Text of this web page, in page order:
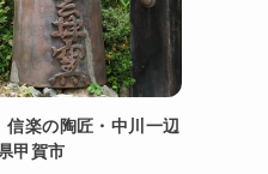
楽の陶匠・中川一辺
甲賀市